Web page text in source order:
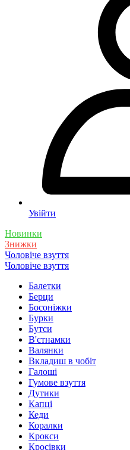
Увійти
Новинки
Знижки
Чоловіче взуття
Чоловіче взуття
Балетки
Берци
Босоніжки
Бурки
Бутси
В'єтнамки
Валянки
Вкладиш в чобіт
Галоші
Гумове взуття
Дутики
Капці
Кеди
Коралки
Крокси
Кросівки